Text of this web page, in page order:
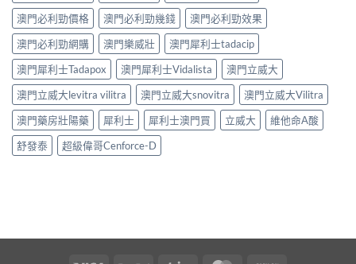
澳門必利勁價格
澳門必利勁幾錢
澳門必利勁效果
澳門必利勁網購
澳門樂威壯
澳門犀利士tadacip
澳門犀利士Tadapox
澳門犀利士Vidalista
澳門立威大
澳門立威大levitra vilitra
澳門立威大snovitra
澳門立威大Vilitra
澳門藥房壯陽藥
犀利士 犀利士澳門買 立威大
維他命A酸
舒發泰
超級偉哥Cenforce-D